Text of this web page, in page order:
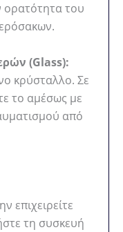
ορατότητα του
(Glass):
κρύσταλλο. Σε
το αμέσως με
από
επιχειρείτε
τη συσκευή